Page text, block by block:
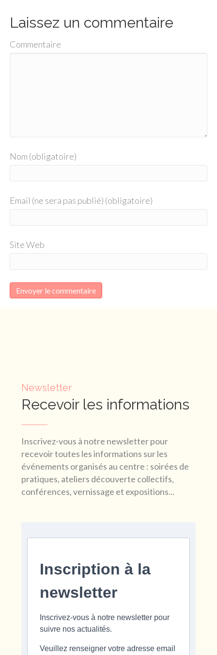
Laissez un commentaire
Commentaire
Nom (obligatoire)
Email (ne sera pas publié) (obligatoire)
Site Web
Newsletter
Recevoir les informations
Inscrivez-vous à notre newsletter pour
recevoir toutes les informations sur les
événements organisés au centre : soirées de
pratiques, ateliers découverte collectifs,
conférences, vernissage et expositions...
Inscription à la
newsletter
Inscrivez-vous à notre newsletter pour
suivre nos actualités.
Veuillez renseigner votre adresse email